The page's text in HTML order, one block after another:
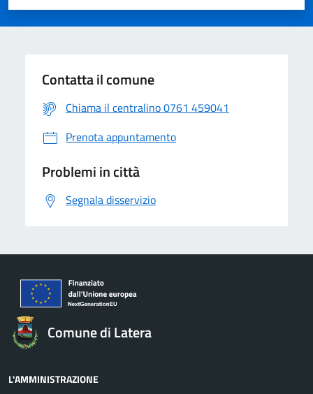
Contatta il comune
Chiama il centralino 0761 459041
Prenota appuntamento
Problemi in città
Segnala disservizio
Comune di Latera
L'AMMINISTRAZIONE